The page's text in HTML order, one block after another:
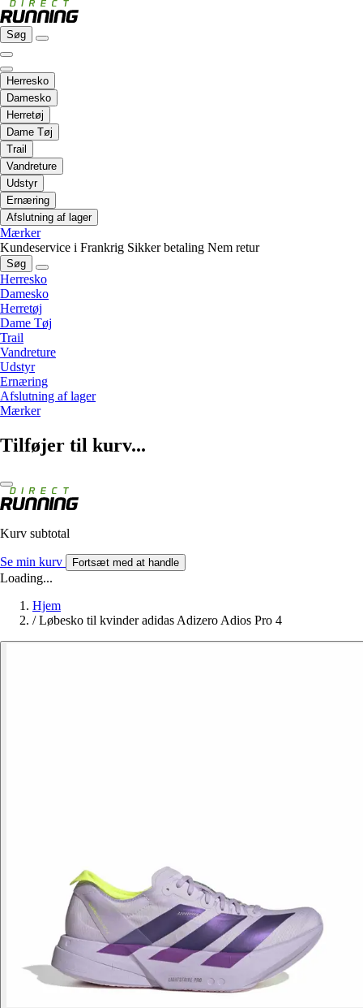
Søg
Herresko
Damesko
Herretøj
Dame Tøj
Trail
Vandreture
Udstyr
Ernæring
Afslutning af lager
Mærker
Kundeservice i Frankrig Sikker betaling Nem retur
Søg
Herresko
Damesko
Herretøj
Dame Tøj
Trail
Vandreture
Udstyr
Ernæring
Afslutning af lager
Mærker
Tilføjer til kurv...
Kurv subtotal
Se min kurv Fortsæt med at handle
Loading...
Hjem
/ Løbesko til kvinder adidas Adizero Adios Pro 4